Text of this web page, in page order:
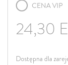
CENA VIP
24,30
Dostępna dla